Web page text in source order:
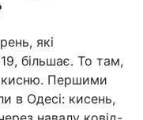
які
більшає. То там,
кисню. Першими
в Одесі: кисень,